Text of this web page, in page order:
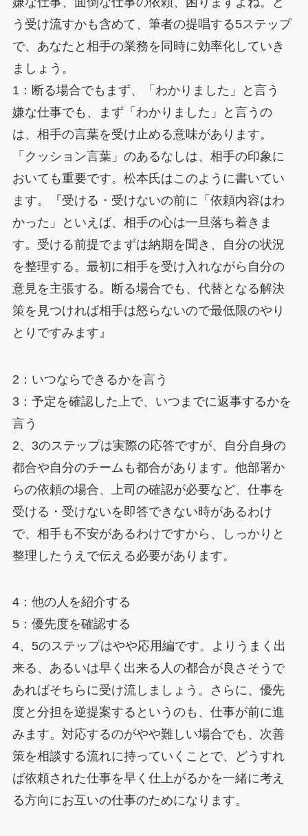
う受け流すかも含めて、筆者の提唱する5ステップ
で、あなたと相手の業務を同時に効率化していき
ましょう。
1：断る場合でもまず、「わかりました」と言う
嫌な仕事でも、まず「わかりました」と言うの
は、相手の言葉を受け止める意味があります。
「クッション言葉」のあるなしは、相手の印象に
おいても重要です。松本氏はこのように書いてい
ます。『受ける・受けないの前に「依頼内容はわ
かった」といえば、相手の心は一旦落ち着きま
す。受ける前提でまずは納期を聞き、自分の状況
を整理する。最初に相手を受け入れながら自分の
意見を主張する。断る場合でも、代替となる解決
策を見つければ相手は怒らないので最低限のやり
とりですみます』
2：いつならできるかを言う
3：予定を確認した上で、いつまでに返事するかを
言う
2、3のステップは実際の応答ですが、自分自身の
都合や自分のチームも都合があります。他部署か
らの依頼の場合、上司の確認が必要など、仕事を
受ける・受けないを即答できない時があるわけ
で、相手も不安があるわけですから、しっかりと
整理したうえで伝える必要があります。
4：他の人を紹介する
5：優先度を確認する
4、5のステップはやや応用編です。よりうまく出
来る、あるいは早く出来る人の都合が良さそうで
あればそちらに受け流しましょう。さらに、優先
度と分担を逆提案するというのも、仕事が前に進
みます。対応するのがやや難しい場合でも、次善
策を相談する流れに持っていくことで、どうすれ
ば依頼された仕事を早く仕上がるかを一緒に考え
る方向にお互いの仕事のためになります。